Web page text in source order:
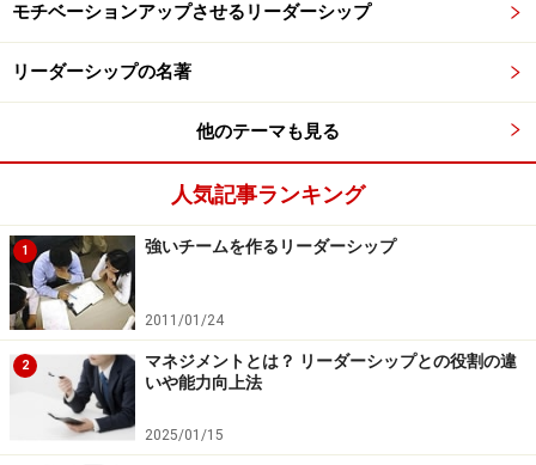
困難になります。部下が明確な目標・ゴールを共有して
い、全体としての一体感も生み出すことができなくなり
そしてもう1つ、組織にとっての目標とメンバーそれぞ
れ個人の目標とのベクトルが同じ方向を向いていること
も重要です。例えば、その目標を追い求めることで、自
身の求めているスキルアップが見込めるならば、必然的
にモチベーションも上がり、その目標を実現するために
行動を起こしてくれることでしょう。そのためにも、対
話やコミュニケーションを通じた納得目標であることが
求められます
モチベーションアップさせるリーダーシップ
リーダーシップの名著
他のテーマも見る
人気記事ランキング
1 強いチームを作るリーダーシップ
2011/01/24
2
マネジメントとは？ リーダーシップとの役割の違
いや能力向上法
2025/01/15